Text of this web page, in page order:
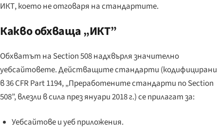
ИКТ, което не отговаря на стандартите.
Какво обхваща „ИКТ”
Обхватът на Section 508 надхвърля значително
уебсайтовете. Действащите стандарти (кодифицирани
в 36 CFR Part 1194, „Преработените стандарти по Section
508”, влезли в сила през януари 2018 г.) се прилагат за:
Уебсайтове и уеб приложения.